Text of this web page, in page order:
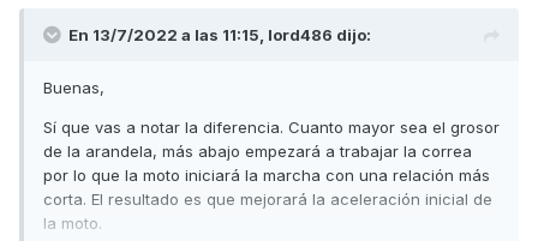
En 13/7/2022 a las 11:15, lord486 dijo:
Buenas,
Sí que vas a notar la diferencia. Cuanto mayor sea el grosor
de la arandela, más abajo empezará a trabajar la correa
por lo que la moto iniciará la marcha con una relación más
corta. El resultado es que mejorará la aceleración inicial de
la moto.